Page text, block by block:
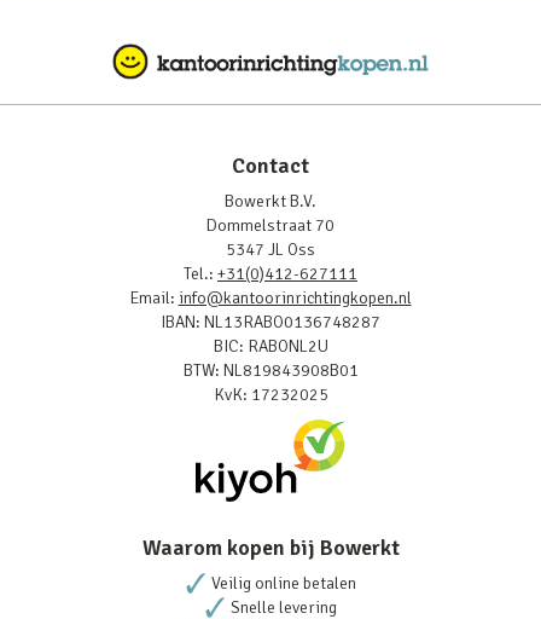
Contact
Bowerkt B.V.
Dommelstraat 70
5347 JL Oss
Tel.: +31(0)412-627111
Email: info@kantoorinrichtingkopen.nl
IBAN: NL13RABO0136748287
BIC: RABONL2U
BTW: NL819843908B01
KvK: 17232025
Waarom kopen bij Bowerkt
Veilig online betalen
Snelle levering